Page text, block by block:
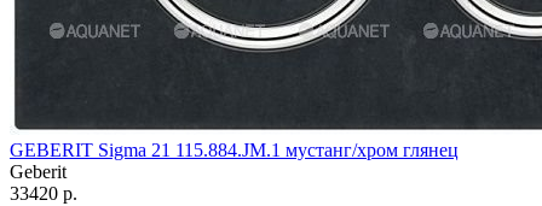
GEBERIT Sigma 21 115.884.JM.1 мустанг/хром глянец
Geberit
33420 р.